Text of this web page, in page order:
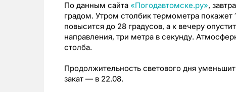
По данным сайта «Погодавтомске.ру»,
градом. Утром столбик термометра покажет
повысится до 28 градусов, а к вечеру
направления, три метра в секунду.
столба.
Продолжительность светового дня
закат — в 22.08.